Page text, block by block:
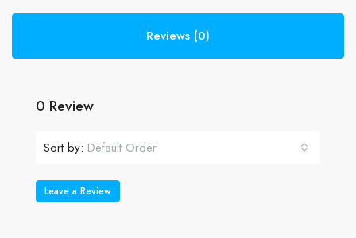
Reviews (0)
0 Review
Sort by: Default Order
Leave a Review